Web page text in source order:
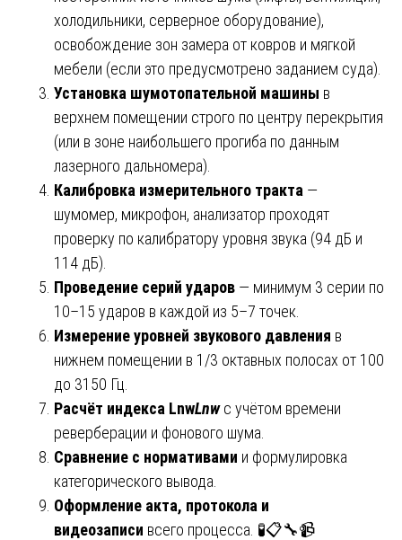
холодильники, серверное оборудование),
освобождение зон замера от ковров и мягкой
мебели (если это предусмотрено заданием суда).
Установка шумотопательной машины в
верхнем помещении строго по центру перекрытия
(или в зоне наибольшего прогиба по данным
лазерного дальномера).
Калибровка измерительного тракта —
шумомер, микрофон, анализатор проходят
проверку по калибратору уровня звука (94 дБ и
114 дБ).
Проведение серий ударов — минимум 3 серии по
10–15 ударов в каждой из 5–7 точек.
Измерение уровней звукового давления в
нижнем помещении в 1/3 октавных полосах от 100
до 3150 Гц.
Расчёт индекса LnwLnwс учётом времени
реверберации и фонового шума.
Сравнение с нормативами и формулировка
категорического вывода.
Оформление акта, протокола и
видеозаписи всего процесса. 🧪📋🔧📹